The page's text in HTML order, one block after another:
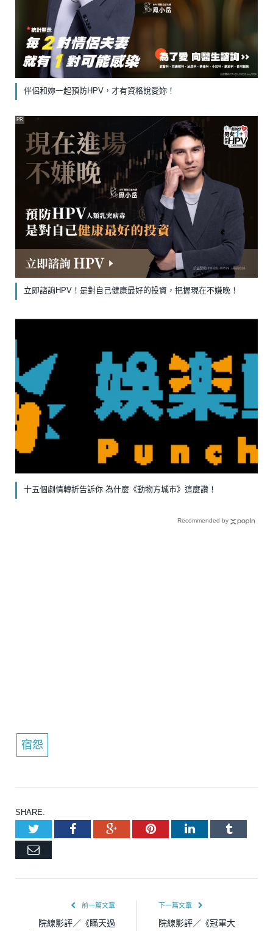
伴侶和妳一起預防HPV，才有資格說愛妳！
立即諮詢HPV！是對自己健康最好的投資，把握現在不嫌晚！
PR
十五個劇情轉折告訴你 為什麼《動物方城市》這麼讚！
Recommended by
宿怨
SHARE.
TwitterFacebookGoogle+PinterestLinkedInTumblr
Email
前一篇文章
院線影評／《瞞天過
下一篇文章
院線影評／《冠軍大